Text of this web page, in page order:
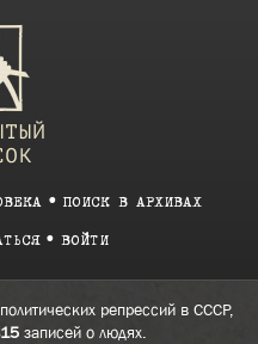
ПОИСК В АРХИВАХ
ВОЙТИ
репрессий в СССР,
записей о людях.